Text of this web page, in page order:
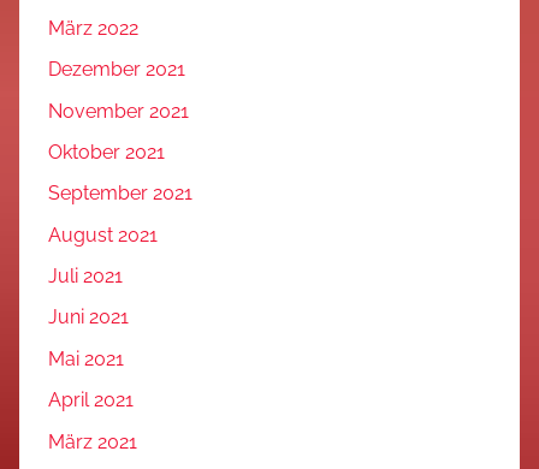
März 2022
Dezember 2021
November 2021
Oktober 2021
September 2021
August 2021
Juli 2021
Juni 2021
Mai 2021
April 2021
März 2021